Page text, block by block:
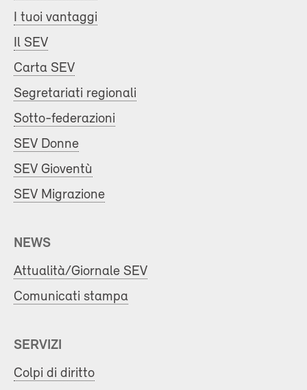
I tuoi vantaggi
Il SEV
Carta SEV
Segretariati regionali
Sotto-federazioni
SEV Donne
SEV Gioventù
SEV Migrazione
NEWS
Attualità/Giornale SEV
Comunicati stampa
SERVIZI
Colpi di diritto